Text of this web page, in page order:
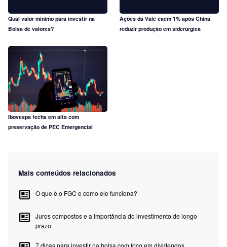
Qual valor mínimo para investir na
Bolsa de valores?
Ações da Vale caem 1% após China
reduzir produção em siderúrgica
Ibovespa fecha em alta com
preservação de PEC Emergencial
Mais conteúdos relacionados
O que é o FGC e como ele funciona?
Juros compostos e a importância do investimento de longo
prazo